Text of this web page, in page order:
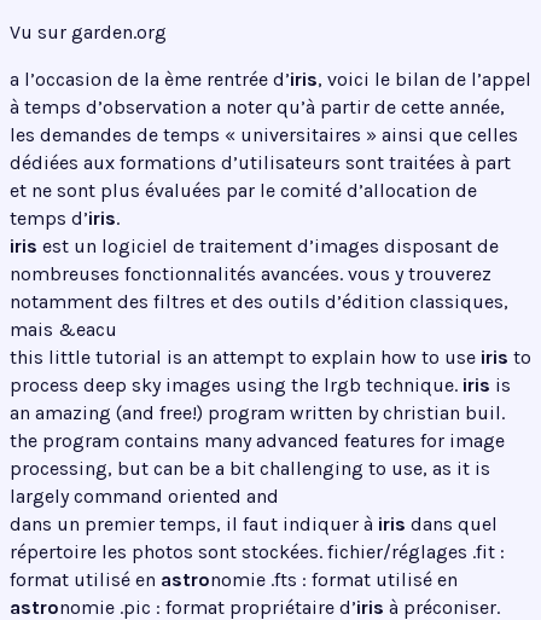
Vu sur garden.org
a l’occasion de la ème rentrée d’iris, voici le bilan de l’appel
à temps d’observation a noter qu’à partir de cette année,
les demandes de temps « universitaires » ainsi que celles
dédiées aux formations d’utilisateurs sont traitées à part
et ne sont plus évaluées par le comité d’allocation de
temps d’iris.
iris est un logiciel de traitement d’images disposant de
nombreuses fonctionnalités avancées. vous y trouverez
notamment des filtres et des outils d’édition classiques,
mais &eacu
this little tutorial is an attempt to explain how to use iris to
process deep sky images using the lrgb technique. iris is
an amazing (and free!) program written by christian buil.
the program contains many advanced features for image
processing, but can be a bit challenging to use, as it is
largely command oriented and
dans un premier temps, il faut indiquer à iris dans quel
répertoire les photos sont stockées. fichier/réglages .fit :
format utilisé en astronomie .fts : format utilisé en
astronomie .pic : format propriétaire d’iris à préconiser.